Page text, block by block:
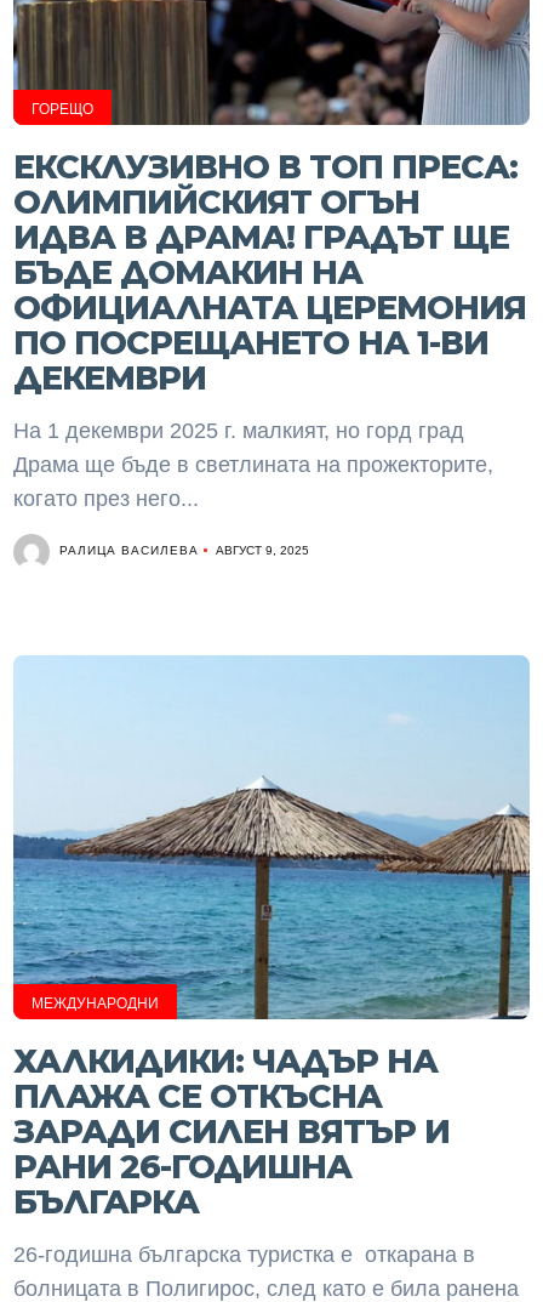
ГОРЕЩО
ЕКСКЛУЗИВНО В ТОП ПРЕСА:
ОЛИМПИЙСКИЯТ ОГЪН
ИДВА В ДРАМА! ГРАДЪТ ЩЕ
БЪДЕ ДОМАКИН НА
ОФИЦИАЛНАТА ЦЕРЕМОНИЯ
ПО ПОСРЕЩАНЕТО НА 1-ВИ
ДЕКЕМВРИ
На 1 декември 2025 г. малкият, но горд град
Драма ще бъде в светлината на прожекторите,
когато през него...
РАЛИЦА ВАСИЛЕВА АВГУСТ 9, 2025
МЕЖДУНАРОДНИ
ХАЛКИДИКИ: ЧАДЪР НА
ПЛАЖА СЕ ОТКЪСНА
ЗАРАДИ СИЛЕН ВЯТЪР И
РАНИ 26-ГОДИШНА
БЪЛГАРКА
26-годишна българска туристка е откарана в
болницата в Полигирос, след като е била ранена